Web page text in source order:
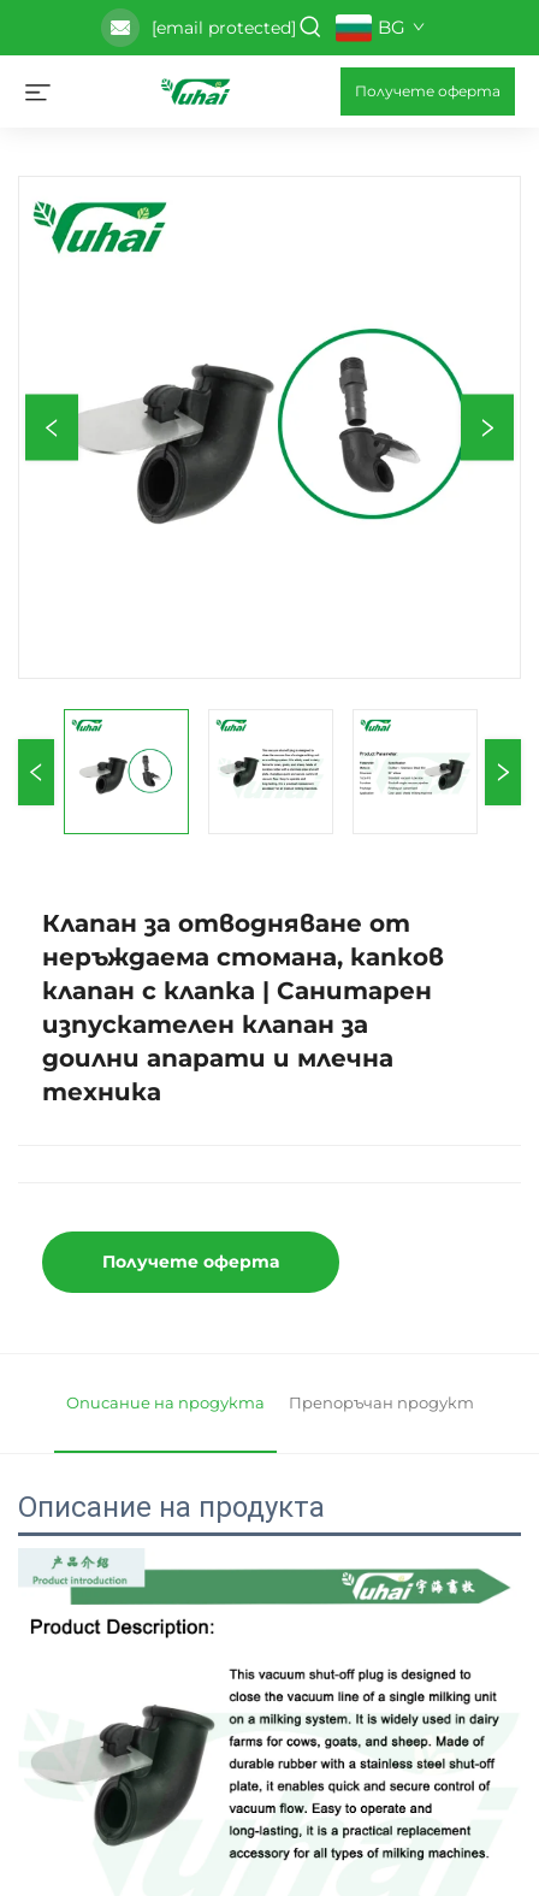
[email protected] BG
Получете оферта
Клапан за отводняване от
неръждаема стомана, капков
клапан с клапка | Санитарен
изпускателен клапан за
доилни апарати и млечна
техника
Получете оферта
Описание на продукта Препоръчан продукт
Описание на продукта